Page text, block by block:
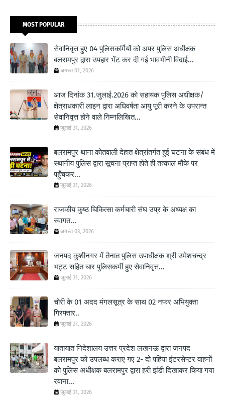
MOST POPULAR
सेवानिवृत्त हुए 04 पुलिसकर्मियों को अपर पुलिस अधीक्षक
बलरामपुर द्वारा उपहार भेंट कर दी गई भावभीनी विदाई...
अगस्त 01, 2026
आज दिनांक 31.जुलाई.2026 को सहायक पुलिस अधीक्षक/
क्षेत्राधकारी लाइन द्वारा अधिवर्षता आयु पूरी करने के उपरान्त
सेवानिवृत्त होने वाले निम्नलिखित...
जुलाई 31, 2026
बलरामपुर थाना कोतवाली देहात क्षेत्रांतर्गत हुई घटना के संबंध में
स्थानीय पुलिस द्वारा सूचना प्राप्त होते ही तत्काल मौके पर
पहुँचकर...
जुलाई 31, 2026
राजकीय कुष्ठ चिकित्सा कर्मचारी संघ उप्र के अध्यक्ष का
स्वागत...
अगस्त 03, 2026
जनपद कुशीनगर में तैनात पुलिस उपाधीक्षक श्री उमेशचन्द्र
भट्ट सहित चार पुलिसकर्मी हुए सेवानिवृत्त...
जुलाई 31, 2026
चोरी के 01 अदद मंगलसूत्र के साथ 02 नफर अभियुक्ता
गिरफ्तार..
जुलाई 27, 2026
यातायात निदेशालय उत्तर प्रदेश लखनऊ द्वारा जनपद
बलरामपुर को उपलब्ध कराए गए 2- दो पहिया इंटरसेप्टर वाहनों
को पुलिस अधीक्षक बलरामपुर द्वारा हरी झंडी दिखाकर किया गया
रवाना...
जुलाई 31, 2026